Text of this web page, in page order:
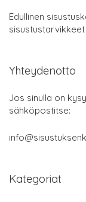
Edullinen
Yhteydenotto
Jos sinulla on
sähköpostitse:
Kategoriat